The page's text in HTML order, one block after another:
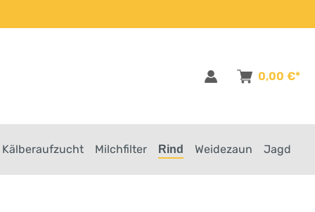
0,00 €*
Kälberaufzucht Milchfilter Rind Weidezaun Jagd